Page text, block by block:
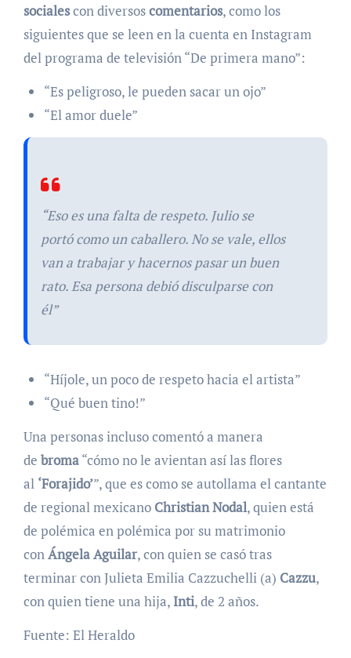
socialescon diversoscomentarios, como los
siguientes que se leen en la cuenta en Instagram
del programa de televisión “De primera mano”:
“Es peligroso, le pueden sacar un ojo”
“El amor duele”
“Eso es una falta de respeto. Julio se
portó como un caballero. No se vale, ellos
van a trabajar y hacernos pasar un buen
rato. Esa persona debió disculparse con
él”
“Híjole, un poco de respeto hacia el artista”
“Qué buen tino!”
Una personas incluso comentó a manera
de broma“cómo no le avientan así las flores
al ‘Forajido’”, que es como se autollama el cantante
de regional mexicanoChristian Nodal, quien está
de polémica en polémica por su matrimonio
conÁngela Aguilar, con quien se casó tras
terminar con Julieta Emilia Cazzuchelli (a) Cazzu,
con quien tiene una hija,Inti, de 2 años.
Fuente: El Heraldo